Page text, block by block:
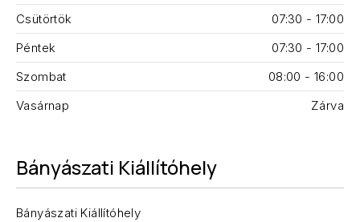
Csütörtök
07:30 - 17:00
Péntek
07:30 - 17:00
Szombat
08:00 - 16:00
Vasárnap
Zárva
Bányászati Kiállítóhely
Bányászati Kiállítóhely